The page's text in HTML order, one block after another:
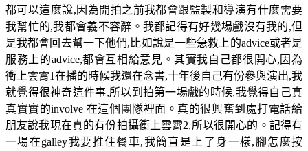
都可以這麼說,因為開拍之前我都會跟監製和導演有什麼需要
我幫忙的,我都會義不容辭。我都記得有好幾場戲沒有我的,但
是我都會回去幫一下他們,比如說是一些急救上的advice或者是
服務上的advice,都會互相給意見。其實我自己都很開心,因為
衝上雲霄1在播的時候我還在念書,十年後自己有份參與演出,我
就覺得很神奇這件事,所以到拍第一場戲的時候,我覺得自己真
真實實的involve 在這個團隊裡面。真的很興奮到處打電話給
朋友說我現在真的有份拍攝衝上雲霄2,所以很開心的。記得有
一場在galley我要推住餐車,我簡直是上了身一樣,腳怎麼按